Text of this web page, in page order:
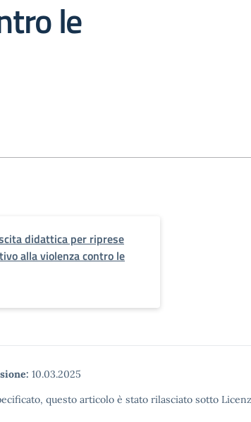
le
didattica per riprese
alla violenza contro le
10.03.2025
questo articolo è stato rilasciato sotto